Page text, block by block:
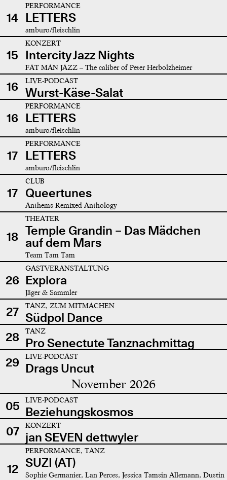
14
PERFORMANCE
LETTERS
amburo/fleischlin
15
KONZERT
Intercity Jazz Nights
FAT MAN JAZZ – The caliber of Peter Herbolzheimer
16 LIVE-PODCAST
Wurst-Käse-Salat
16
PERFORMANCE
LETTERS
amburo/fleischlin
17
PERFORMANCE
LETTERS
amburo/fleischlin
17
CLUB
Queertunes
Anthems Remixed Anthology
18
THEATER
Temple Grandin – Das Mädchen
auf dem Mars
Team Tam Tam
26
GASTVERANSTALTUNG
Explora
Jäger & Sammler
27 TANZ, ZUM MITMACHEN
Südpol Dance
28
TANZ
Pro Senectute Tanznachmittag
29
LIVE-PODCAST
Drags Uncut
November 2026
05 LIVE-PODCAST
Beziehungskosmos
07
KONZERT
jan SEVEN dettwyler
12
PERFORMANCE, TANZ
SUZI (AT)
Sophie Germanier, Lan Perces, Jessica Tamsin Allemann, Dustin